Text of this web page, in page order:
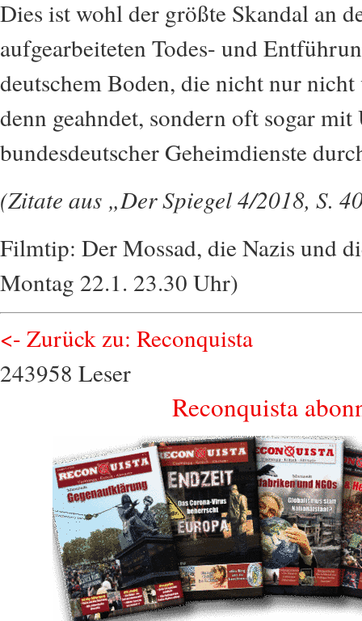
Dies ist wohl der größte Skandal an
aufgearbeiteten Todes- und
deutschem Boden, die nicht nur
denn geahndet, sondern oft sogar
bundesdeutscher Geheimdienste
(Zitate aus „Der Spiegel 4/2018, S.
Filmtip: Der Mossad, die Nazis und
Montag 22.1. 23.30 Uhr)
<- Zurück zu: Reconquista
243958 Leser
Reconquista